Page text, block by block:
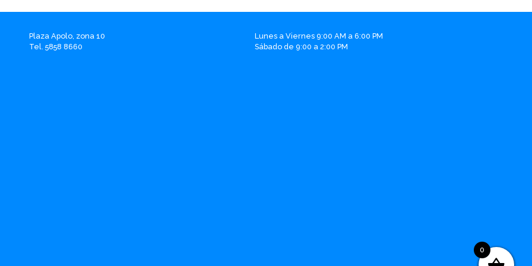
Plaza Apolo, zona 10
Tel. 5858 8660
Lunes a Viernes 9:00 AM a 6:00 PM
Sábado de 9:00 a 2:00 PM
0